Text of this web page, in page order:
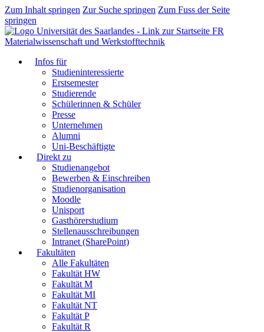
Zum Inhalt springen Zur Suche springen Zum Fuss der Seite
springen
FR
Materialwissenschaft und Werkstofftechnik
Infos für
Studieninteressierte
Erstsemester
Studierende
Schülerinnen & Schüler
Presse
Unternehmen
Alumni
Uni-Beschäftigte
Direkt zu
Studienangebot
Bewerben & Einschreiben
Studienorganisation
Moodle
Unisport
Gasthörerstudium
Stellenausschreibungen
Intranet (SharePoint)
Fakultäten
Alle Fakultäten
Fakultät HW
Fakultät M
Fakultät MI
Fakultät NT
Fakultät P
Fakultät R